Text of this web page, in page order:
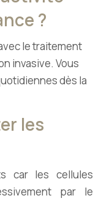
?
le traitement
invasive. Vous
dès la
les
car les cellules
par le